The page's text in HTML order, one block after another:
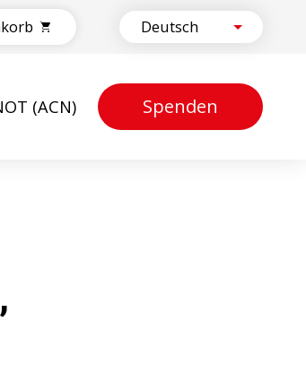
(ACN) Spenden